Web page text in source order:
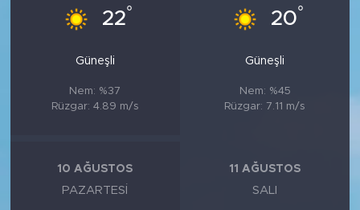
22°
Güneşli
Nem: %37
Rüzgar: 4.89 m/s
20°
Güneşli
Nem: %45
Rüzgar: 7.11 m/s
10 AĞUSTOS
PAZARTESI
11 AĞUSTOS
SALI